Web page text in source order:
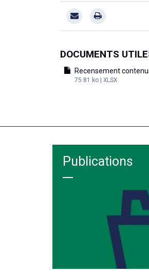
DOCUMENTS
Recensement
75.81 ko | XLSX
Publications